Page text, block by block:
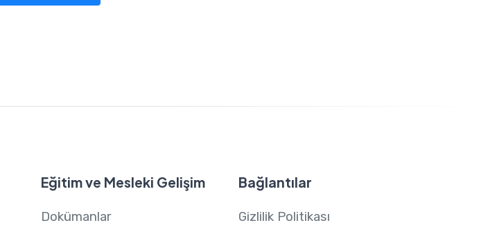
Eğitim ve Mesleki Gelişim
Dokümanlar
Bağlantılar
Gizlilik Politikası